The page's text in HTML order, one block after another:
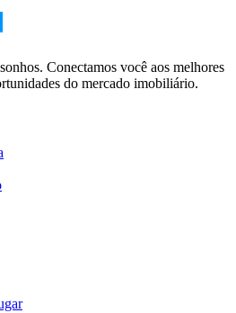
Conectamos você aos melhores
do mercado imobiliário.